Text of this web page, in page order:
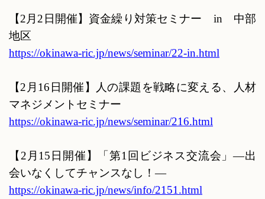
【2月2 日開催】資金繰り対策セミナー in中部
地区
https://okinawa-ric.jp/news/seminar/22-in.html
【2 月 16 日開催】人の課題を戦略に変える、人材
マネジメントセミナー
https://okinawa-ric.jp/news/seminar/216.html
【2 月 15 日開催】「第1 回ビジネス交流会」—出
会いなくしてチャンスなし！—
https://okinawa-ric.jp/news/info/2151.html